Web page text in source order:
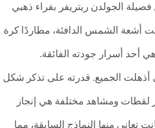
الجولدن ريتريفر بفراء ذهبي
أشعة الشمس الدافئة، مطاردًا كرة
أحد أسرار جودته الفائقة.
أذهلت الجميع. قدرته على تذكر شكل
لقطات ومشاهد مختلفة هي إنجاز
تعاني منها النماذج السابقة، مما